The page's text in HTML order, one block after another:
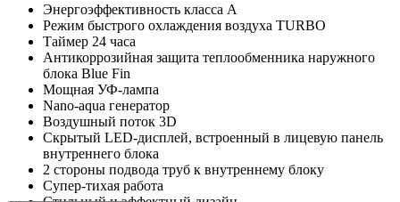
Энергоэффективность класса А
Режим быстрого охлаждения воздуха TURBO
Таймер 24 часа
Антикоррозийная защита теплообменника наружного
блока Blue Fin
Мощная УФ-лампа
Nano-aqua генератор
Воздушный поток 3D
Скрытый LED-дисплей, встроенный в лицевую панель
внутреннего блока
2 стороны подвода труб к внутреннему блоку
Супер-тихая работа